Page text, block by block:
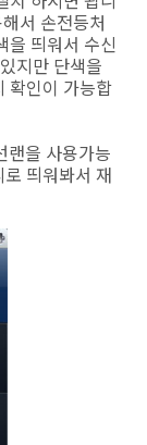
서 손전등처
을 띄워서 수신
지만 단색을
확인이 가능합
랜을 사용가능
띄워봐서 재